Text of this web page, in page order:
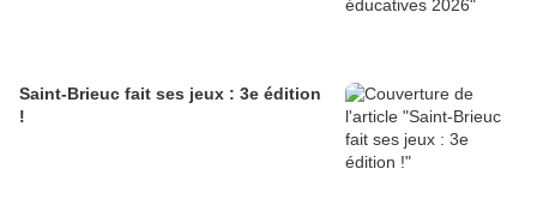
Saint-Brieuc fait ses jeux : 3e édition
!